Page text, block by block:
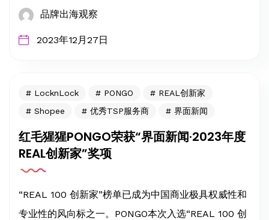
品牌出海观察
2023年12月27日
LocknLock PONGO
REAL创新家
Shopee
优秀TSP服务商 界面新闻
红毛猩猩PONGO荣获“界面新闻·2023年度
REAL创新家”奖项
“REAL 100 创新家”榜单已成为中国商业极具权威性和
专业性的风向标之一。PONGO本次入选“REAL 100 创